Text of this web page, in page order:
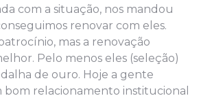
com a situação, nos mandou
renovar com eles.
mas a renovação
Pelo menos eles (seleção)
de ouro. Hoje a gente
relacionamento institucional